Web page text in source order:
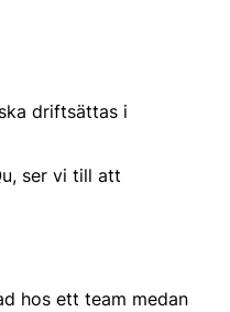
driftsättas i
ser vi till att
hos ett team medan